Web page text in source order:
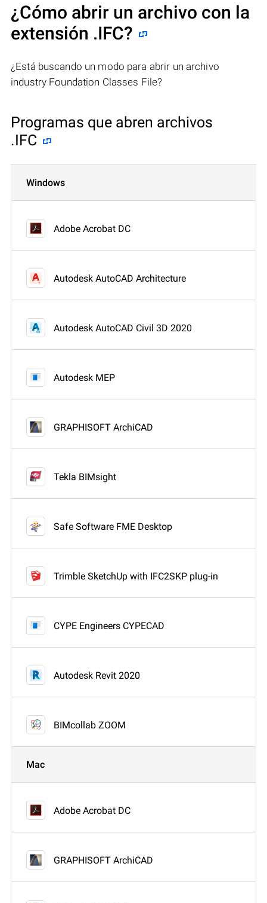
¿Cómo abrir un archivo con la
extensión .IFC?
¿Está buscando un modo para abrir un archivo
industry Foundation Classes File?
Programas que abren archivos
.IFC
Windows
Adobe Acrobat DC
Autodesk AutoCAD Architecture
Autodesk AutoCAD Civil 3D 2020
Autodesk MEP
GRAPHISOFT ArchiCAD
Tekla BIMsight
Safe Software FME Desktop
Trimble SketchUp with IFC2SKP plug-in
CYPE Engineers CYPECAD
Autodesk Revit 2020
BIMcollab ZOOM
Mac
Adobe Acrobat DC
GRAPHISOFT ArchiCAD